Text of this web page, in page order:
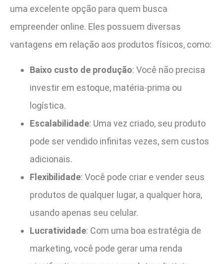
uma excelente opção para quem busca
empreender online. Eles possuem diversas
vantagens em relação aos produtos físicos, como:
Baixo custo de produção: Você não precisa
investir em estoque, matéria-prima ou
logística.
Escalabilidade: Uma vez criado, seu produto
pode ser vendido infinitas vezes, sem custos
adicionais.
Flexibilidade: Você pode criar e vender seus
produtos de qualquer lugar, a qualquer hora,
usando apenas seu celular.
Lucratividade: Com uma boa estratégia de
marketing, você pode gerar uma renda